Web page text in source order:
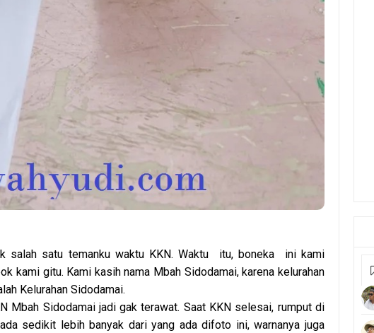
salah satu temanku waktu KKN. Waktu itu, boneka ini kami
kami gitu. Kami kasih nama Mbah Sidodamai, karena kelurahan
Kelurahan Sidodamai.
Mbah Sidodamai jadi gak terawat. Saat KKN selesai, rumput di
sedikit lebih banyak dari yang ada difoto ini, warnanya juga